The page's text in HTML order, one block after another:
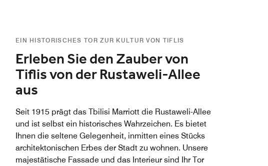
EIN HISTORISCHES TOR ZUR KULTUR VON TIFLIS
Erleben Sie den Zauber von
Tiflis von der Rustaweli-Allee
aus
Seit 1915 prägt das Tbilisi Marriott die Rustaweli-Allee
und ist selbst ein historisches Wahrzeichen. Es bietet
Ihnen die seltene Gelegenheit, inmitten eines Stücks
architektonischen Erbes der Stadt zu wohnen. Unsere
majestätische Fassade und das Interieur sind Ihr Tor